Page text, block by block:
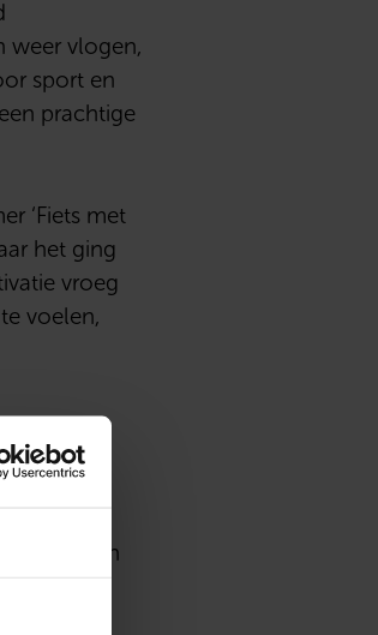
weer vlogen,
sport en
prachtige
‘Fiets met
het ging
vroeg
voelen,
hart’ bij
zij een
hapje,
en